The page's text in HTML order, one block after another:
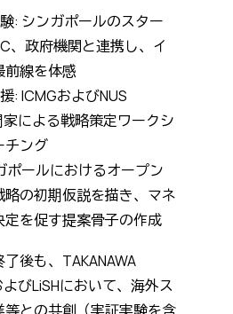
: シンガポールのスター
、政府機関と連携し、イ
前線を体感
: ICMGおよびNUS
による戦略策定ワークシ
チング
ポールにおけるオープン
の初期仮説を描き、マネ
を促す提案骨子の作成
後も、TAKANAWA
よびLiSHにおいて、海外ス